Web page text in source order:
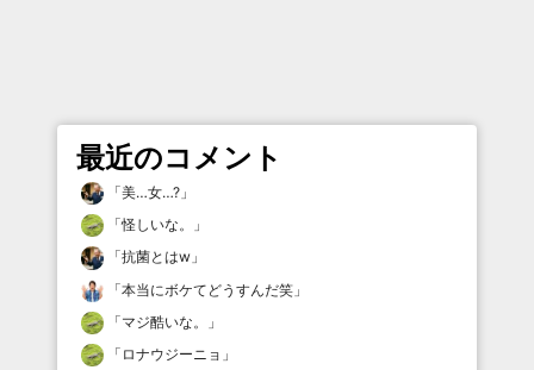
最近のコメント
「美…女…? 」
「怪しいな。
」
「抗菌とはw 」
「本当にボケてどうすんだ笑 」
「マジ酷いな。
」
「 ロナウジーニョ 」